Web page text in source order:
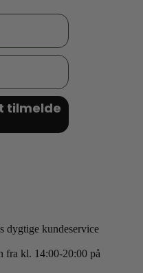
tilmelde
dygtige kundeservice
fra kl. 14:00-20:00 på